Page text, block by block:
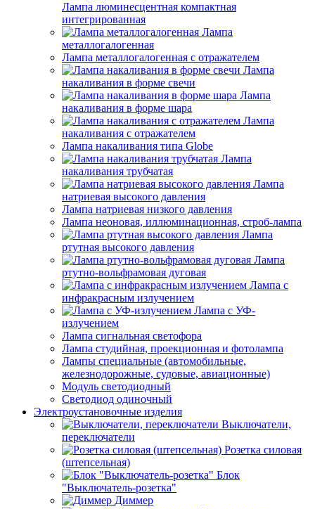
Лампа люминесцентная компактная
интегрированная
Лампа
металлогалогенная
Лампа металлогалогенная с отражателем
Лампа
накаливания в форме свечи
Лампа
накаливания в форме шара
Лампа
накаливания с отражателем
Лампа накаливания типа Globe
Лампа
накаливания трубчатая
Лампа
натриевая высокого давления
Лампа натриевая низкого давления
Лампа неоновая, иллюминационная, строб-лампа
Лампа
ртутная высокого давления
Лампа
ртутно-вольфрамовая дуговая
Лампа с
инфракрасным излучением
Лампа с УФ-
излучением
Лампа сигнальная светофора
Лампа студийная, проекционная и фотолампа
Лампы специальные (автомобильные,
железнодорожные, судовые, авиационные)
Модуль светодиодный
Светодиод одиночный
Электроустановочные изделия
Выключатели,
переключатели
Розетка силовая
(штепсельная)
Блок
"Выключатель-розетка"
Диммер